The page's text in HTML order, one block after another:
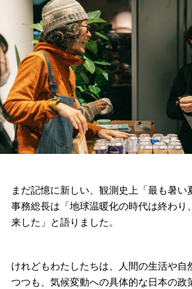
まだ記憶に新しい、観測史上「最も暑
事務総長は「地球温暖化の時代は終わり
来した」と語りました。
けれどもわたしたちは、人間の生活や自
つつも、気候変動への具体的な日本の政